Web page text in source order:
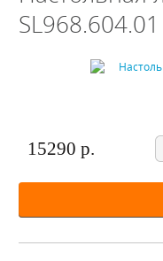
SL968.604.01
15290 р.